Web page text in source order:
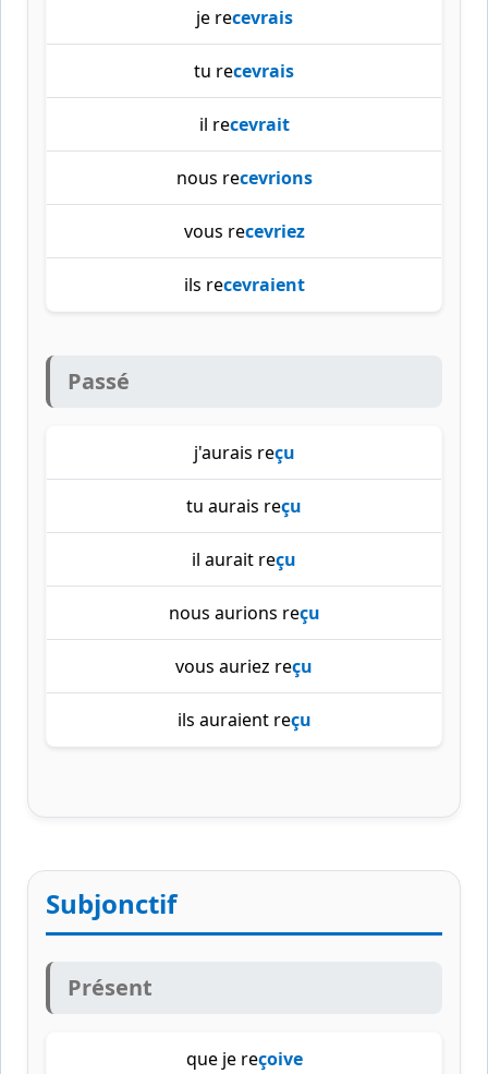
je recevrais
tu recevrais
il recevrait
nous recevrions
vous recevriez
ils recevraient
Passé
j'aurais reçu
tu aurais reçu
il aurait reçu
nous aurions reçu
vous auriez reçu
ils auraient reçu
Subjonctif
Présent
que je reçoive